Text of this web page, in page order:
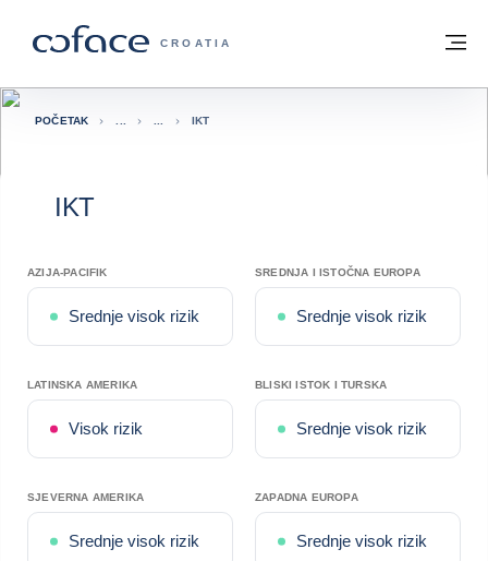
COFACE FOR TRADE - POČETNA
CROATIA
Povratak na početnu stranicu
POČETAK IKT
IKT
AZIJA-PACIFIK
Srednje visok rizik
SREDNJA I ISTOČNA EUROPA
Srednje visok rizik
LATINSKA AMERIKA
Visok rizik
BLISKI ISTOK I TURSKA
Srednje visok rizik
SJEVERNA AMERIKA
Srednje visok rizik
ZAPADNA EUROPA
Srednje visok rizik